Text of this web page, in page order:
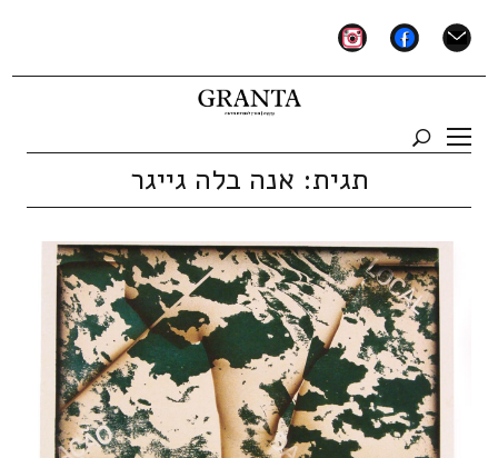
mail
facebook
instagram
תגית: אנה בלה גייגר